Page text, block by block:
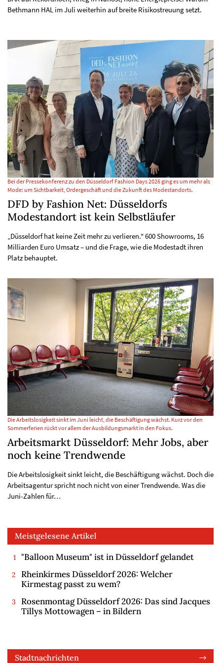
Bethmann HAL im Juli weiterhin auf breite Risikostreuung setzt.
Bei der Pressekonferenz zu den Düsseldorf Fashion Days 2026 ging es um mehr als
Mode: um Sichtbarkeit, Ordergeschäft und die Zukunft des Modestandorts.
DFD by Fashion Net: Düsseldorfs
Modestandort ist kein Selbstläufer
„Düsseldorf hat keine Zeit mehr zu verlieren." 600 Showrooms, 16
Milliarden Euro Umsatz – und die Frage, wie die Modestadt ihren
Platz behauptet.
Die Arbeitslosigkeit sinkt im Juni leicht, die Beschäftigung wächst. Kurz vor den
Sommerferien rückt vor allem der Ausbildungsmarkt in den Fokus.
Arbeitsmarkt Düsseldorf: Mehr Jobs, aber
noch keine Trendwende
Die Arbeitslosigkeit sinkt leicht, die Beschäftigung wächst. Doch die
Arbeitsagentur spricht noch nicht von einer Trendwende. Was die
Juni-Zahlen für…
Meistgelesene Artikel
"Balloon Museum" ist in Düsseldorf gelandet
Rheinkirmes Düsseldorf 2026: Welcher
Kirmestag passt zu wem?
Rosenmontag Düsseldorf 2026: Das sind Jacques
Tillys Mottowagen – in Bildern
Stadtnachrichten